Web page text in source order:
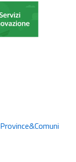
Province&Comuni